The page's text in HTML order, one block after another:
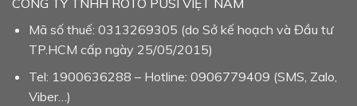
Mã số thuế: 0313269305 (do Sở kế hoạch và Đầu tư
TP.HCM cấp ngày 25/05/2015)
Tel: 1900636288 – Hotline: 0906779409 (SMS, Zalo,
Viber…)